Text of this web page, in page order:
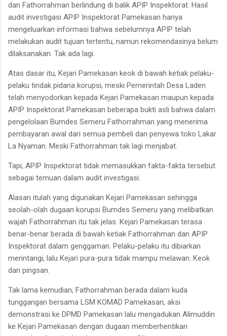
dan Fathorrahman berlindung di balik APIP Inspektorat. Hasil
audit investigasi APIP Inspektorat Pamekasan hanya
mengeluarkan informasi bahwa sebelumnya APIP telah
melakukan audit tujuan tertentu, namun rekomendasinya belum
dilaksanakan. Tak ada lagi.
Atas dasar itu, Kejari Pamekasan keok di bawah ketiak pelaku-
pelaku tindak pidana korupsi, meski Pemerintah Desa Laden
telah menyodorkan kepada Kejari Pamekasan maupun kepada
APIP Inspektorat Pamekasan beberapa bukti asli bahwa dalam
pengelolaan Bumdes Semeru Fathorrahman yang menerima
pembayaran awal dari semua pembeli dan penyewa toko Lakar
La Nyaman. Meski Fathorrahman tak lagi menjabat.
Tapi, APIP Inspektorat tidak memasukkan fakta-fakta tersebut
sebagai temuan dalam audit investigasi.
Alasan itulah yang digunakan Kejari Pamekasan sehingga
seolah-olah dugaan korupsi Bumdes Semeru yang melibatkan
wajah Fathorrahman itu tak jelas. Kejari Pamekasan terasa
benar-benar berada di bawah ketiak Fathorrahman dan APIP
Inspektorat dalam genggaman. Pelaku-pelaku itu dibiarkan
merintangi, lalu Kejari pura-pura tidak mampu melawan. Keok
dan pingsan.
Tak lama kemudian, Fathorrahman berada dalam kuda
tunggangan bersama LSM KOMAD Pamekasan, aksi
demonstrasi ke DPMD Pamekasan lalu mengadukan Alimuddin
ke Kejari Pamekasan dengan dugaan memberhentikan